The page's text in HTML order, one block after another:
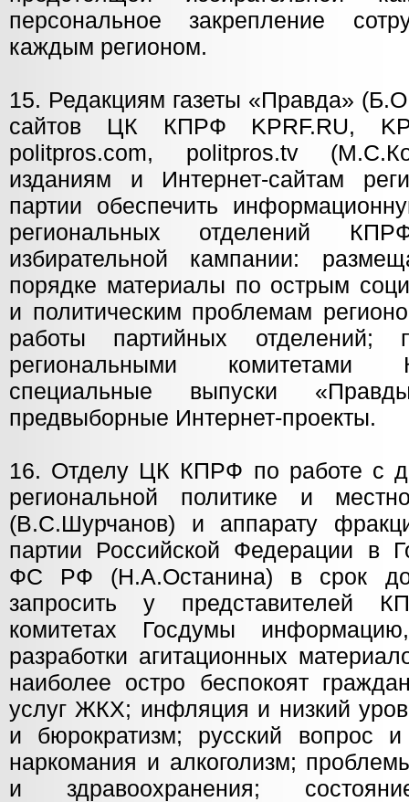
персональное закрепление
каждым регионом.
15. Редакциям газеты «Правда»
сайтов ЦК КПРФ KPRF.RU,
politpros.com, politpros.tv
изданиям и Интернет-сайтам
партии обеспечить
региональных отделений
избирательной кампании:
порядке материалы по острым
и политическим проблемам
работы партийных отделений;
региональными комитетами
специальные выпуски
предвыборные Интернет-проекты.
16. Отделу ЦК КПРФ по работе с
региональной политике и
(В.С.Шурчанов) и аппарату
партии Российской Федерации в
ФС РФ (Н.А.Останина) в срок
запросить у представителей
комитетах Госдумы
разработки агитационных
наиболее остро беспокоят
услуг ЖКХ; инфляция и низкий
и бюрократизм; русский вопрос
наркомания и алкоголизм;
и здравоохранения;